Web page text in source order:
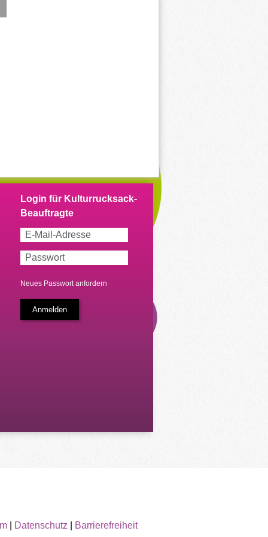
Neues Passwort anfordern
| Datenschutz Barrierefreiheit